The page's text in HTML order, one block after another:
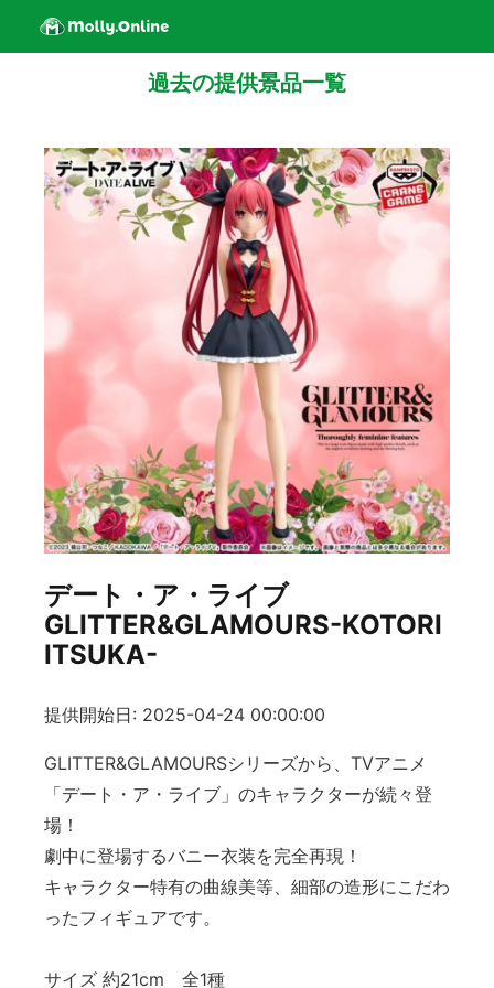
過去の提供景品一覧
デート・ア・ライブ
GLITTER&GLAMOURS-KOTORI
ITSUKA-
提供開始日: 2025-04-24 00:00:00
GLITTER&GLAMOURSシリーズから、TVアニメ
「デート・ア・ライブ」のキャラクターが続々登
場！
劇中に登場するバニー衣装を完全再現！
キャラクター特有の曲線美等、細部の造形にこだわ
ったフィギュアです。
サイズ 約21cm 全1種